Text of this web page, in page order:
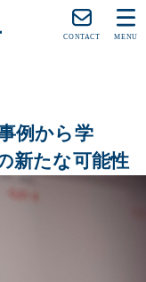
CONTACT MENU
例から学
新たな可能性